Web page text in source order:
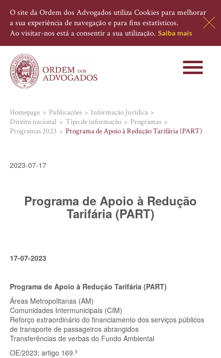
O site da Ordem dos Advogados utiliza Cookies para melhorar
a sua experiência de navegação e para fins estatísticos.
Ao visitar-nos está a consentir a sua utilização. Saiba mais
Toggle
Homepage Publicações
Informação Jurídica
Direito nacional
Tipo de informação
Programas
Programas 2023
Programa de Apoio à Redução Tarifária (PART)
2023-07-17
Programa de Apoio à Redução
Tarifária (PART)
17-07-2023
Programa de Apoio à Redução Tarifária (PART)
Áreas Metropolitanas (AM)
Comunidades Intermunicipais (CIM)
Reforço extraordinário do financiamento dos serviços públicos
de transporte de passageiros abrangidos
Transferências de verbas do Fundo Ambiental
OE/2023: artigo 169.º